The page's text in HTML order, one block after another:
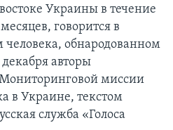
Украины в течение
говорится в
обнародованном
авторы
миссии
в Украине, текстом
служба «Голоса